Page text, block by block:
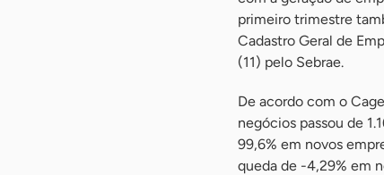
primeiro trimestre
Cadastro Geral de
(11) pelo Sebrae.
De acordo com o
negócios passou de
99,6% em novos
queda de -4,29% em